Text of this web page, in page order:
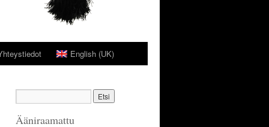
English (UK)
Ääniraamattu